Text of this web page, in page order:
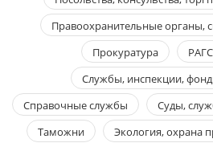
Правоохранительные органы,
Прокуратура
Службы, инспекции,
Справочные службы
Суды,
Таможни
Экология, охрана